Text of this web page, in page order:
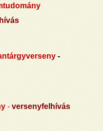
-
- versenyfelhívás